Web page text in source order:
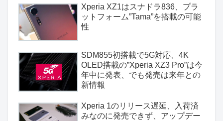
Xperia XZ1はスナドラ836、プラ
ットフォーム”Tama”を搭載の可能
性
SDM855初搭載で5G対応、4K
OLED搭載の”Xperia XZ3 Pro”は今
年中に発表、でも発売は来年との
新情報
Xperia 1のリリース遅延、入荷済
みなのに発売できず、アップデー